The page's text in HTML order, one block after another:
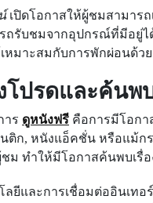
เปิดโอกาสให้ผู้ชมสามารถ
ถรับชมจากอุปกรณ์ที่มีอยู่ไ
หมาะสมกับการพักผ่อนด้ว
ปรดและค้นพ
าร ดูหนังฟรี คือการมีโอกา
ติก, หนังแอ็คชั่น หรือแม้ก
ม ทำให้มีโอกาสค้นพบเรื่
ยีและการเชื่อมต่ออินเทอ